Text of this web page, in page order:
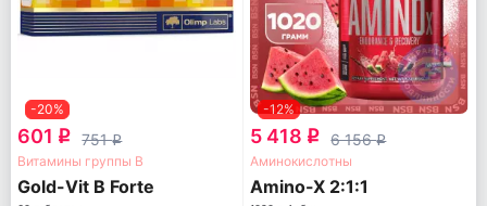
-20%
601 q 751q
Витамины группы B
Gold-Vit B Forte
-12%
5 418 q 6 156q
Аминокислотны
Amino-X 2:1:1